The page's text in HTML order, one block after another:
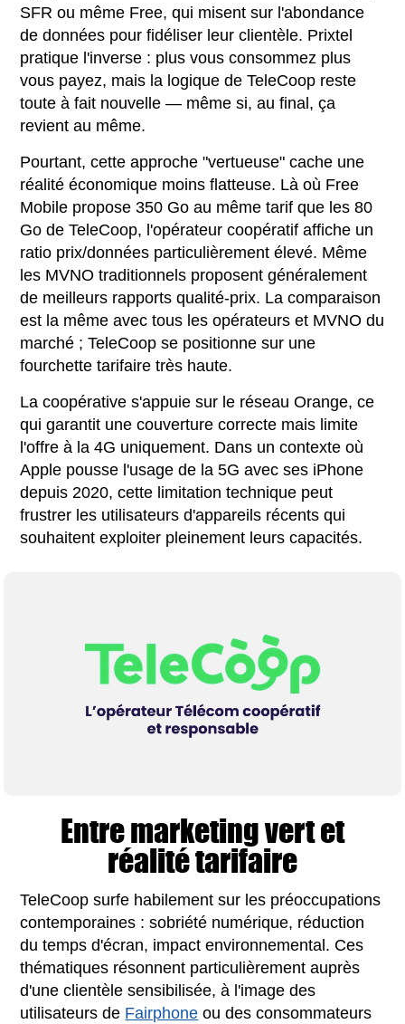
SFR ou même Free, qui misent sur l'abondance
de données pour fidéliser leur clientèle. Prixtel
pratique l'inverse : plus vous consommez plus
vous payez, mais la logique de TeleCoop reste
toute à fait nouvelle — même si, au final, ça
revient au même.
Pourtant, cette approche "vertueuse" cache une
réalité économique moins flatteuse. Là où Free
Mobile propose 350 Go au même tarif que les 80
Go de TeleCoop, l'opérateur coopératif affiche un
ratio prix/données particulièrement élevé. Même
les MVNO traditionnels proposent généralement
de meilleurs rapports qualité-prix. La comparaison
est la même avec tous les opérateurs et MVNO du
marché ; TeleCoop se positionne sur une
fourchette tarifaire très haute.
La coopérative s'appuie sur le réseau Orange, ce
qui garantit une couverture correcte mais limite
l'offre à la 4G uniquement. Dans un contexte où
Apple pousse l'usage de la 5G avec ses iPhone
depuis 2020, cette limitation technique peut
frustrer les utilisateurs d'appareils récents qui
souhaitent exploiter pleinement leurs capacités.
Entre marketing vert et
réalité tarifaire
TeleCoop surfe habilement sur les préoccupations
contemporaines : sobriété numérique, réduction
du temps d'écran, impact environnemental. Ces
thématiques résonnent particulièrement auprès
d'une clientèle sensibilisée, à l'image des
utilisateurs de Fairphone ou des consommateurs